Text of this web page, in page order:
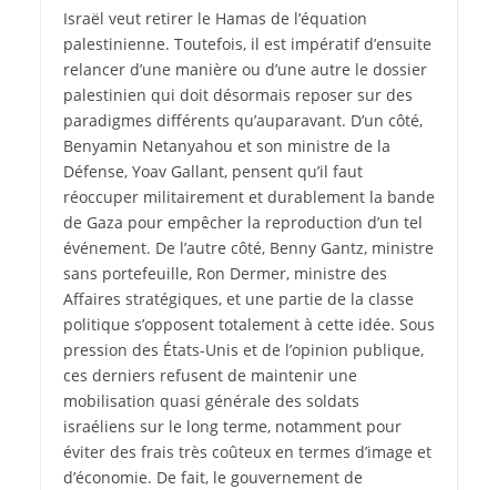
Israël veut retirer le Hamas de l’équation
palestinienne. Toutefois, il est impératif d’ensuite
relancer d’une manière ou d’une autre le dossier
palestinien qui doit désormais reposer sur des
paradigmes différents qu’auparavant. D’un côté,
Benyamin Netanyahou et son ministre de la
Défense, Yoav Gallant, pensent qu’il faut
réoccuper militairement et durablement la bande
de Gaza pour empêcher la reproduction d’un tel
événement. De l’autre côté, Benny Gantz, ministre
sans portefeuille, Ron Dermer, ministre des
Affaires stratégiques, et une partie de la classe
politique s’opposent totalement à cette idée. Sous
pression des États-Unis et de l’opinion publique,
ces derniers refusent de maintenir une
mobilisation quasi générale des soldats
israéliens sur le long terme, notamment pour
éviter des frais très coûteux en termes d’image et
d’économie. De fait, le gouvernement de